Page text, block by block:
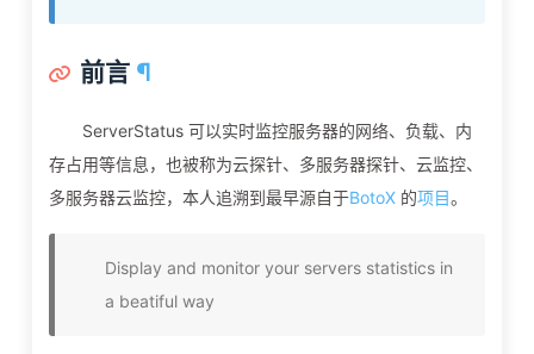
前言 ¶
ServerStatus 可以实时监控服务器的网络、负载、内
存占用等信息，也被称为云探针、多服务器探针、云监控、
多服务器云监控，本人追溯到最早源自于BotoX 的项目。
Display and monitor your servers statistics in
a beatiful way